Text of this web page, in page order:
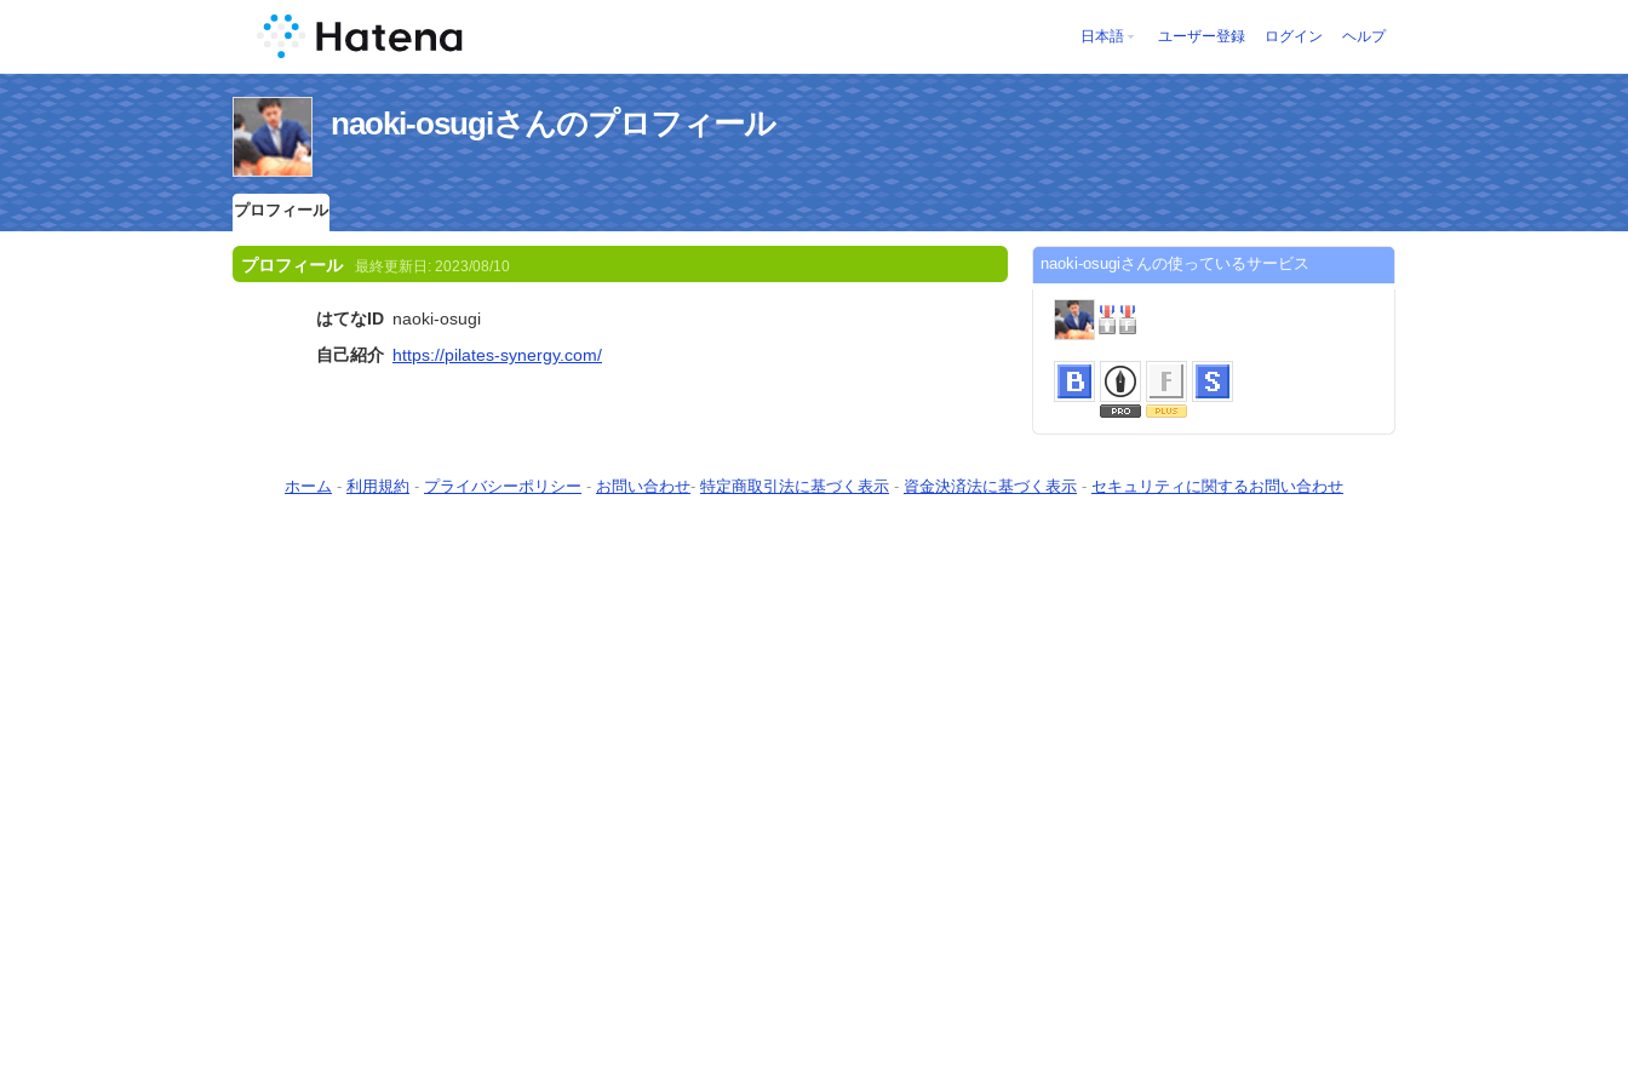
日本語 ユーザー登録 ログイン ヘルプ
naoki-osugiさんのプロフィール
プロフィール
プロフィール 最終更新日: 2023/08/10
はてなID naoki-osugi
自己紹介 https://pilates-synergy.com/
naoki-osugiさんの使っているサービス
ホーム - 利用規約 - プライバシーポリシー - お問い合わせ- 特定商取引法に基づく表示 - 資金決済法に基づく表示 - セキュリティに関するお問い合わせ